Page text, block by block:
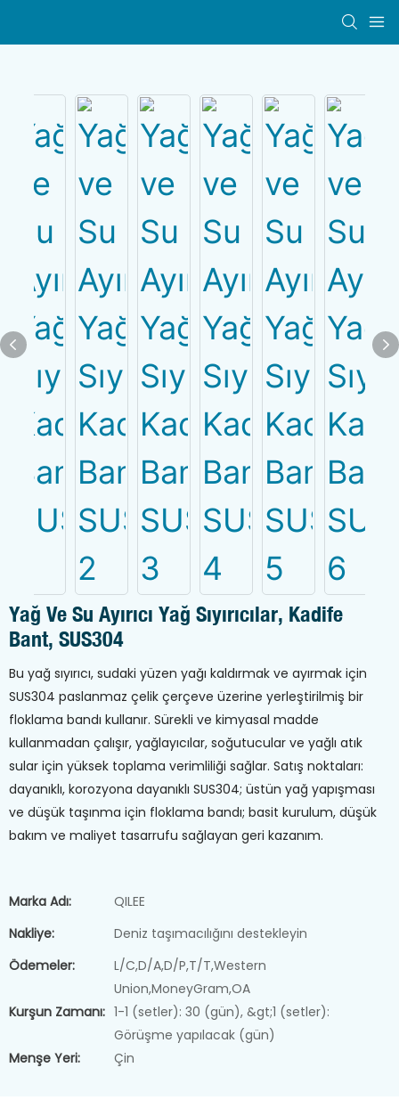
Yağ Ve Su Ayırıcı Yağ Sıyırıcılar, Kadife
Bant, SUS304
Bu yağ sıyırıcı, sudaki yüzen yağı kaldırmak ve ayırmak için
SUS304 paslanmaz çelik çerçeve üzerine yerleştirilmiş bir
floklama bandı kullanır. Sürekli ve kimyasal madde
kullanmadan çalışır, yağlayıcılar, soğutucular ve yağlı atık
sular için yüksek toplama verimliliği sağlar. Satış noktaları:
dayanıklı, korozyona dayanıklı SUS304; üstün yağ yapışması
ve düşük taşınma için floklama bandı; basit kurulum, düşük
bakım ve maliyet tasarrufu sağlayan geri kazanım.
Marka Adı:
QILEE
Nakliye:
Deniz taşımacılığını destekleyin
Ödemeler:
L/C,D/A,D/P,T/T,Western
Union,MoneyGram,OA
Kurşun Zamanı: 1-1 (setler): 30 (gün), &gt;1 (setler):
Görüşme yapılacak (gün)
Menşe Yeri:
Çin